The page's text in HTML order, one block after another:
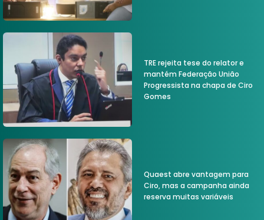
TRE rejeita tese do relator e
mantém Federação União
Progressista na chapa de Ciro
Gomes
Quaest abre vantagem para
Ciro, mas a campanha ainda
reserva muitas variáveis